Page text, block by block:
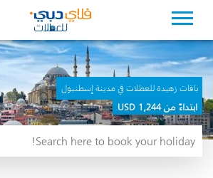
باقات زهيدة للعطلات في مدينة إسطنبول
ابتداءً من 1,244 USD